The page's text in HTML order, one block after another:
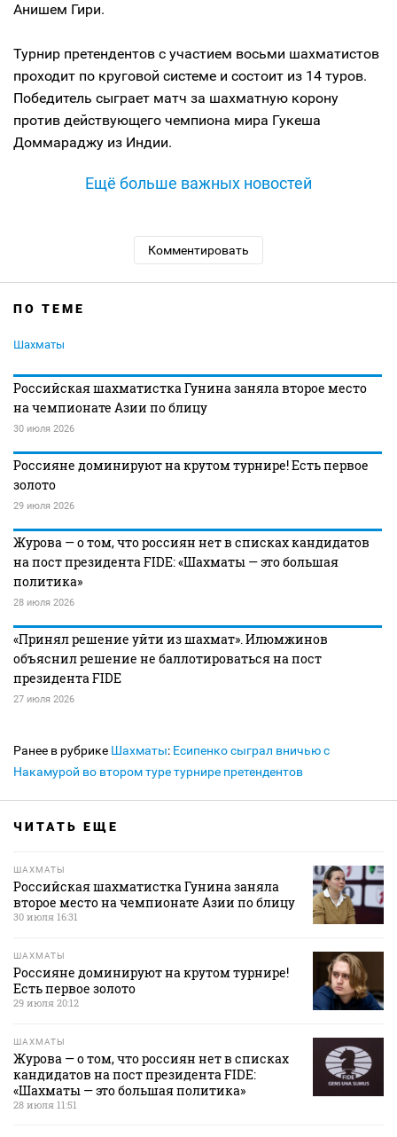
Анишем Гири.
Турнир претендентов с участием восьми шахматистов
проходит по круговой системе и состоит из 14 туров.
Победитель сыграет матч за шахматную корону
против действующего чемпиона мира Гукеша
Доммараджу из Индии.
Ещё больше важных новостей
Комментировать
ПО ТЕМЕ
Шахматы
Российская шахматистка Гунина заняла второе место
на чемпионате Азии по блицу
30 июля 2026
Россияне доминируют на крутом турнире! Есть первое
золото
29 июля 2026
Журова — о том, что россиян нет в списках кандидатов
на пост президента FIDE: «Шахматы — это большая
политика»
28 июля 2026
«Принял решение уйти из шахмат». Илюмжинов
объяснил решение не баллотироваться на пост
президента FIDE
27 июля 2026
Ранее в рубрике Шахматы: Есипенко сыграл вничью с
Накамурой во втором туре турнире претендентов
ЧИТАТЬ ЕЩЕ
ШАХМАТЫ
Российская шахматистка Гунина заняла
второе место на чемпионате Азии по блицу
30 июля 16:31
ШАХМАТЫ
Россияне доминируют на крутом турнире!
Есть первое золото
29 июля 20:12
ШАХМАТЫ
Журова — о том, что россиян нет в списках
кандидатов на пост президента FIDE:
«Шахматы — это большая политика»
28 июля 11:51